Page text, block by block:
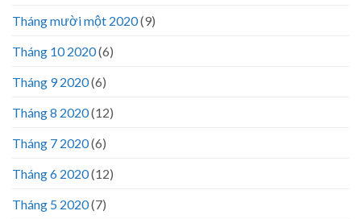
Tháng mười một 2020(9)
Tháng 10 2020(6)
Tháng 9 2020(6)
Tháng 8 2020(12)
Tháng 7 2020(6)
Tháng 6 2020(12)
Tháng 5 2020(7)